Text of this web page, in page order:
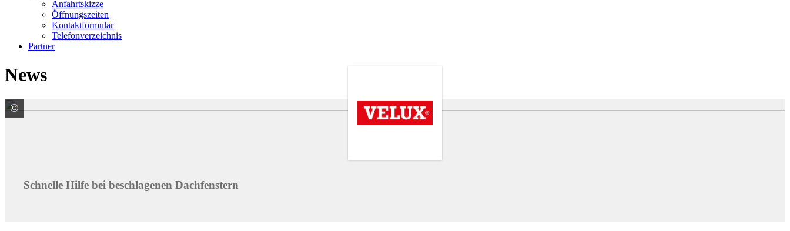
Anfahrtskizze
Öffnungszeiten
Kontaktformular
Telefonverzeichnis
Partner
News
© VELUX Deutschland GmbH
Schnelle Hilfe bei beschlagenen Dachfenstern